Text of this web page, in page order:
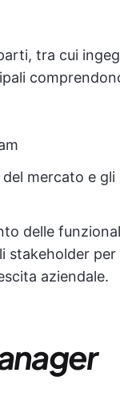
tra cui
mercato e
delle
per
aziendale.